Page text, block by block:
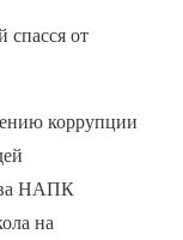
спасся от
коррупции
НАПК
на